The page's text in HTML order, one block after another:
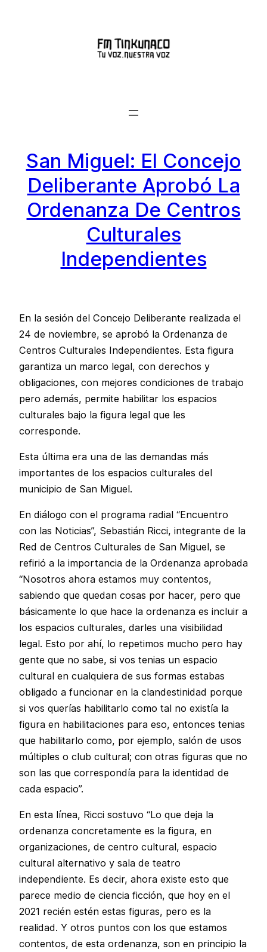
San Miguel: El Concejo
Deliberante Aprobó La
Ordenanza De Centros
Culturales
Independientes
En la sesión del Concejo Deliberante realizada el
24 de noviembre, se aprobó la Ordenanza de
Centros Culturales Independientes. Esta figura
garantiza un marco legal, con derechos y
obligaciones, con mejores condiciones de trabajo
pero además, permite habilitar los espacios
culturales bajo la figura legal que les
corresponde.
Esta última era una de las demandas más
importantes de los espacios culturales del
municipio de San Miguel.
En diálogo con el programa radial “Encuentro
con las Noticias”, Sebastián Ricci, integrante de la
Red de Centros Culturales de San Miguel, se
refirió a la importancia de la Ordenanza aprobada
“Nosotros ahora estamos muy contentos,
sabiendo que quedan cosas por hacer, pero que
básicamente lo que hace la ordenanza es incluir a
los espacios culturales, darles una visibilidad
legal. Esto por ahí, lo repetimos mucho pero hay
gente que no sabe, si vos tenias un espacio
cultural en cualquiera de sus formas estabas
obligado a funcionar en la clandestinidad porque
si vos querías habilitarlo como tal no existía la
figura en habilitaciones para eso, entonces tenias
que habilitarlo como, por ejemplo, salón de usos
múltiples o club cultural; con otras figuras que no
son las que correspondía para la identidad de
cada espacio”.
En esta línea, Ricci sostuvo “Lo que deja la
ordenanza concretamente es la figura, en
organizaciones, de centro cultural, espacio
cultural alternativo y sala de teatro
independiente. Es decir, ahora existe esto que
parece medio de ciencia ficción, que hoy en el
2021 recién estén estas figuras, pero es la
realidad. Y otros puntos con los que estamos
contentos, de esta ordenanza, son en principio la